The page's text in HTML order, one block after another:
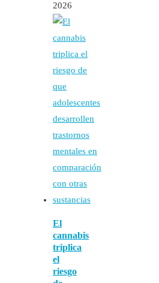
2026
El
cannabis
triplica
el
riesgo